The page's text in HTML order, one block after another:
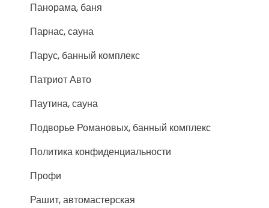
Панорама, баня
Парнас, сауна
Парус, банный комплекс
Патриот Авто
Паутина, сауна
Подворье Романовых, банный комплекс
Политика конфиденциальности
Профи
Рашит, автомастерская